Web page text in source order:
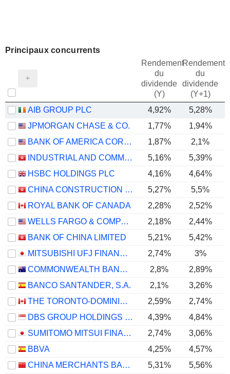
Principaux concurrents
Rendement
du
dividende
(Y)
Rendement
du
dividende
(Y+1)
AIB GROUP PLC 4,92% 5,28%
JPMORGAN CHASE & CO.
1,77%
1,94%
BANK OF AMERICA CORPORATION
1,87% 2,1%
INDUSTRIAL AND COMMERCIAL BANK OF CHINA LIMITED
5,16%
5,39%
HSBC HOLDINGS PLC
4,16%
4,64%
CHINA CONSTRUCTION BANK CORPORATION
5,27%
5,5%
ROYAL BANK OF CANADA
2,28% 2,52%
WELLS FARGO & COMPANY
2,18% 2,44%
BANK OF CHINA LIMITED
5,21%
5,42%
MITSUBISHI UFJ FINANCIAL GROUP, INC.
2,74% 3%
COMMONWEALTH BANK OF AUSTRALIA
2,8% 2,89%
BANCO SANTANDER, S.A.
2,1% 3,26%
THE TORONTO-DOMINION BANK
2,59% 2,74%
DBS GROUP HOLDINGS LTD
4,39% 4,84%
SUMITOMO MITSUI FINANCIAL GROUP, INC.
2,74%
3,06%
BBVA
4,25% 4,57%
CHINA MERCHANTS BANK CO., LTD.
5,31%
5,56%